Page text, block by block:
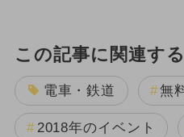
この記事に関連す
電車・鉄道 無
2018年のイベント